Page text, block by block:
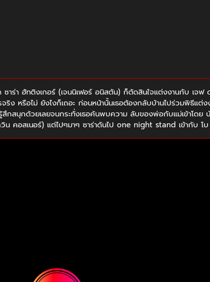
าร่า ฮัทติงเกอร์ (เจนนิเฟอร์ อนิสตัน) ก็ตัดสินใจแต่งงานกับ เจฟ
ริง หรือไม่ ยังไงก็เถอะ ก่อนหน้านั้นเธอต้องกลับบ้านไปร่วมพิธีแต่
สึกสนุกด้วยเลยจนกระทั่งเธอค้นพบความ ลับของพ่อกับแม่เข้าโดย
วิน คอสเนอร์) แต่ไปๆมาๆ ซาร่าดันไป one night stand เข้ากับ โ